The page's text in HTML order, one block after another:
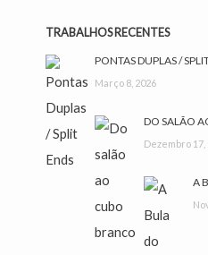
TRABALHOS RECENTES
PONTAS DUPLAS /
Março 8, 2026
DO SALÃO
Dezembro 17,
A